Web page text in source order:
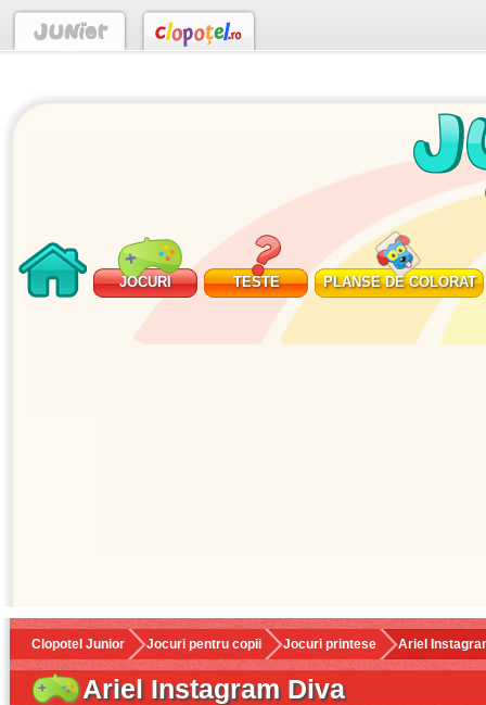
JOCURI TESTE PLANSE DE COLORAT
Clopotel Junior Jocuri pentru copii Jocuri printese Ariel
Ariel Instagram Diva